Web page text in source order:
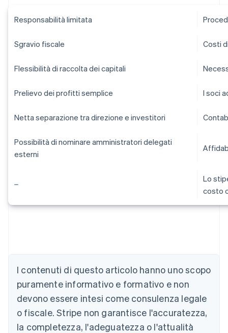
Responsabilità limitata
Sgravio fiscale Costi
Flessibilità di raccolta dei capitali
Prelievo dei profitti semplice I soci
Netta separazione tra direzione e investitori
Possibilità di nominare amministratori delegati
esterni
Lo
costo
I contenuti di questo articolo hanno uno scopo
puramente informativo e formativo e non
devono essere intesi come consulenza legale
o fiscale. Stripe non garantisce l'accuratezza,
la completezza, l'adeguatezza o l'attualità
Australia
Austria
Deutsch English
Belgio